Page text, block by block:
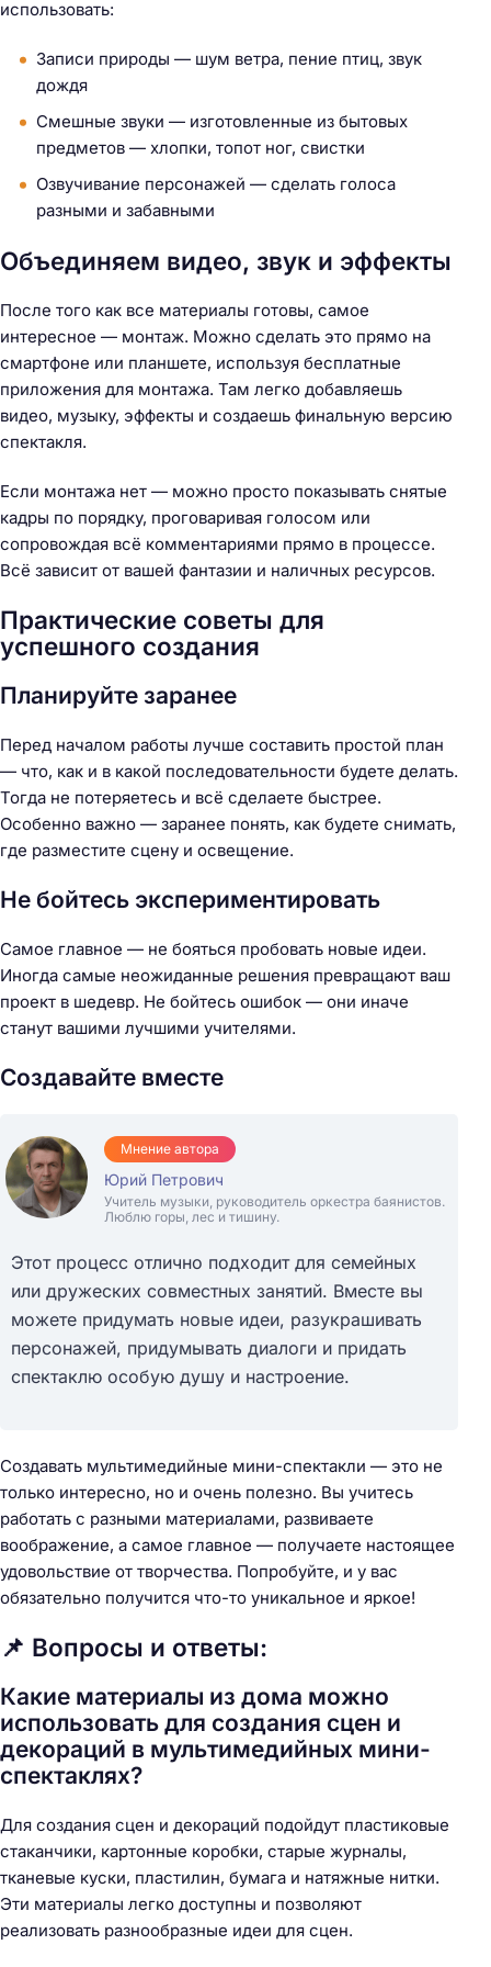
использовать:
Записи природы — шум ветра, пение птиц, звук
дождя
Смешные звуки — изготовленные из бытовых
предметов — хлопки, топот ног, свистки
Озвучивание персонажей — сделать голоса
разными и забавными
Объединяем видео, звук и эффекты
После того как все материалы готовы, самое
интересное — монтаж. Можно сделать это прямо на
смартфоне или планшете, используя бесплатные
приложения для монтажа. Там легко добавляешь
видео, музыку, эффекты и создаешь финальную версию
спектакля.
Если монтажа нет — можно просто показывать снятые
кадры по порядку, проговаривая голосом или
сопровождая всё комментариями прямо в процессе.
Всё зависит от вашей фантазии и наличных ресурсов.
Практические советы для
успешного создания
Планируйте заранее
Перед началом работы лучше составить простой план
— что, как и в какой последовательности будете делать.
Тогда не потеряетесь и всё сделаете быстрее.
Особенно важно — заранее понять, как будете снимать,
где разместите сцену и освещение.
Не бойтесь экспериментировать
Самое главное — не бояться пробовать новые идеи.
Иногда самые неожиданные решения превращают ваш
проект в шедевр. Не бойтесь ошибок — они иначе
станут вашими лучшими учителями.
Создавайте вместе
Мнение автора
Юрий Петрович
Учитель музыки, руководитель оркестра баянистов.
Люблю горы, лес и тишину.
Этот процесс отлично подходит для семейных
или дружеских совместных занятий. Вместе вы
можете придумать новые идеи, разукрашивать
персонажей, придумывать диалоги и придать
спектаклю особую душу и настроение.
Создавать мультимедийные мини-спектакли — это не
только интересно, но и очень полезно. Вы учитесь
работать с разными материалами, развиваете
воображение, а самое главное — получаете настоящее
удовольствие от творчества. Попробуйте, и у вас
обязательно получится что-то уникальное и яркое!
📌 Вопросы и ответы:
Какие материалы из дома можно
использовать для создания сцен и
декораций в мультимедийных мини-
спектаклях?
Для создания сцен и декораций подойдут пластиковые
стаканчики, картонные коробки, старые журналы,
тканевые куски, пластилин, бумага и натяжные нитки.
Эти материалы легко доступны и позволяют
реализовать разнообразные идеи для сцен.